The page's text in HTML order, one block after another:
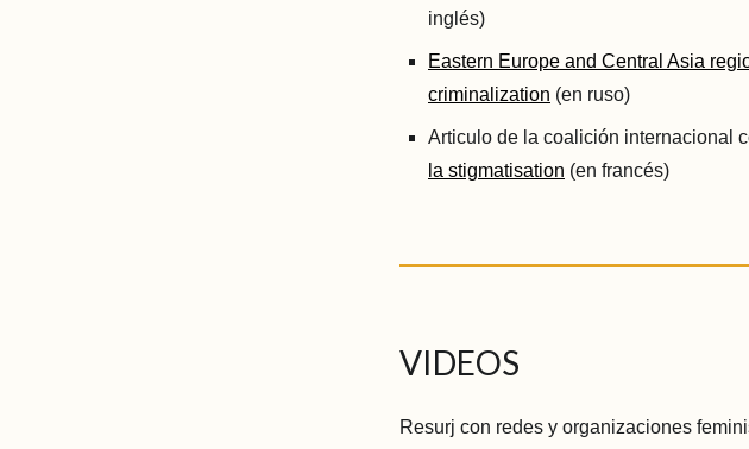
inglés)
Eastern Europe and Central Asia
criminalization (en ruso)
Articulo de la coalición internacional
la stigmatisation (en francés)
VIDEOS
Resurj con redes y organizaciones